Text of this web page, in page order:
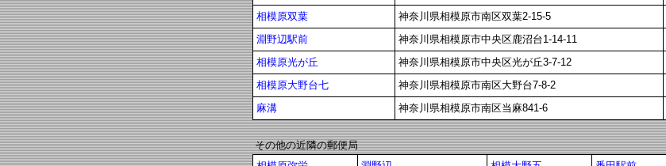
相模原双葉
神奈川県相模原市南区双葉2-15-5
淵野辺駅前
神奈川県相模原市中央区鹿沼台1-14-11
相模原光が丘
神奈川県相模原市中央区光が丘3-7-12
相模原大野台七
神奈川県相模原市南区大野台7-8-2
麻溝
神奈川県相模原市南区当麻841-6
その他の近隣の郵便局